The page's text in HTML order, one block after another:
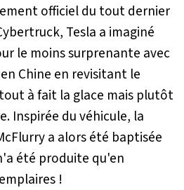
officiel du tout dernier
Tesla a imaginé
le moins surprenante avec
Chine en revisitant le
à fait la glace mais plutôt
Inspirée du véhicule, la
a alors été baptisée
été produite qu'en
!